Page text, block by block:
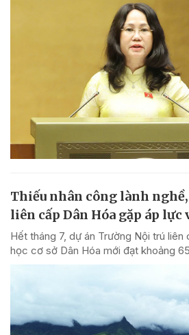
Thiếu nhân công lành
liên cấp Dân Hóa gặp áp lực
Hết tháng 7, dự án Trường Nội trú liên
học cơ sở Dân Hóa mới đạt khoảng